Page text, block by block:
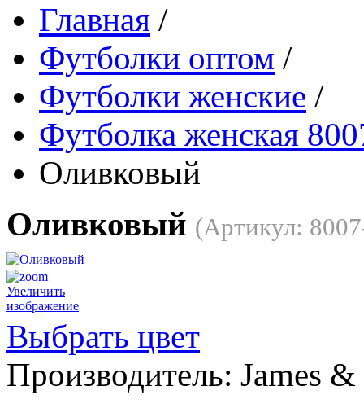
Главная /
Футболки оптом /
Футболки женские /
Футболка женская
Оливковый
Оливковый (Артикул:
Увеличить
изображение
Выбрать цвет
Производитель: James